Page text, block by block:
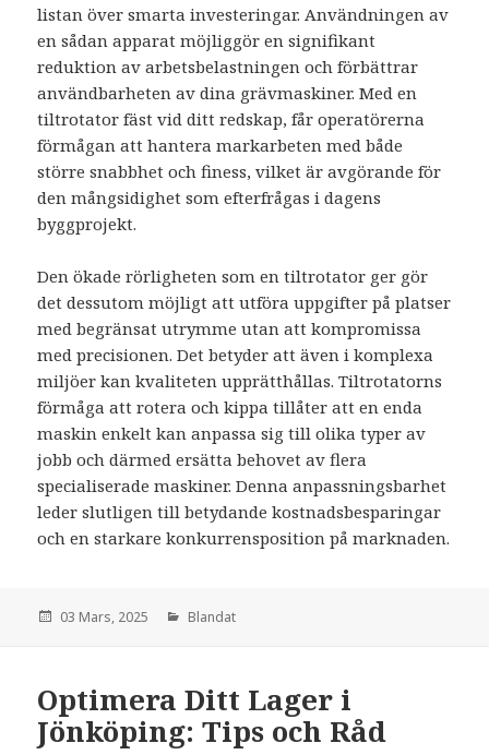
listan över smarta investeringar. Användningen av
en sådan apparat möjliggör en signifikant
reduktion av arbetsbelastningen och förbättrar
användbarheten av dina grävmaskiner. Med en
tiltrotator fäst vid ditt redskap, får operatörerna
förmågan att hantera markarbeten med både
större snabbhet och finess, vilket är avgörande för
den mångsidighet som efterfrågas i dagens
byggprojekt.
Den ökade rörligheten som en tiltrotator ger gör
det dessutom möjligt att utföra uppgifter på platser
med begränsat utrymme utan att kompromissa
med precisionen. Det betyder att även i komplexa
miljöer kan kvaliteten upprätthållas. Tiltrotatorns
förmåga att rotera och kippa tillåter att en enda
maskin enkelt kan anpassa sig till olika typer av
jobb och därmed ersätta behovet av flera
specialiserade maskiner. Denna anpassningsbarhet
leder slutligen till betydande kostnadsbesparingar
och en starkare konkurrensposition på marknaden.
den
03 Mars, 2025 Kategorier:
Blandat
Optimera Ditt Lager i
Jönköping: Tips och Råd